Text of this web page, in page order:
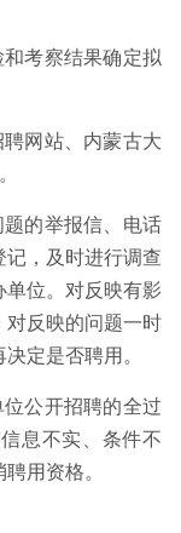
考察结果确定拟
网站、内蒙古大
的举报信、电话
记，及时进行调查
位。对反映有影
对反映的问题一时
定是否聘用。
公开招聘的全过
息不实、条件不
用资格。